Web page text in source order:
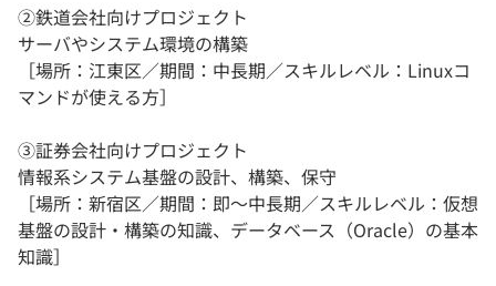
②鉄道会社向けプロジェクト
サーバやシステム環境の構築
［場所：江東区／期間：中長期／スキルレベル：Linuxコ
マンドが使える方］
③証券会社向けプロジェクト
情報系システム基盤の設計、構築、保守
［場所：新宿区／期間：即～中長期／スキルレベル：仮想
基盤の設計・構築の知識、データベース（Oracle）の基本
知識］